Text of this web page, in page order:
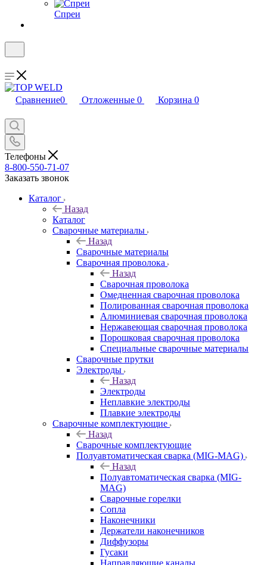
Спреи
Сравнение0 Отложенные 0 Корзина 0
Телефоны
8-800-550-71-07
Заказать звонок
Каталог
Назад
Каталог
Сварочные материалы
Назад
Сварочные материалы
Сварочная проволока
Назад
Сварочная проволока
Омедненная сварочная проволока
Полированная сварочная проволока
Алюминиевая сварочная проволока
Нержавеющая сварочная проволока
Порошковая сварочная проволока
Специальные сварочные материалы
Сварочные прутки
Электроды
Назад
Электроды
Неплавкие электроды
Плавкие электроды
Сварочные комплектующие
Назад
Сварочные комплектующие
Полуавтоматическая сварка (MIG-MAG)
Назад
Полуавтоматическая сварка (MIG-
MAG)
Сварочные горелки
Сопла
Наконечники
Держатели наконечников
Диффузоры
Гусаки
Направляющие каналы